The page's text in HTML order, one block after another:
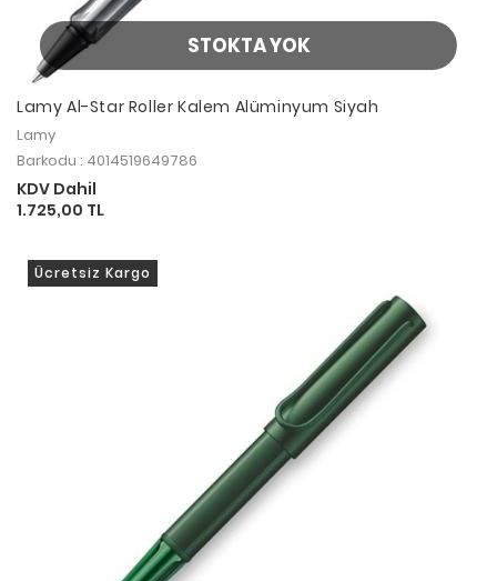
STOKTA YOK
Lamy Al-Star Roller Kalem Alüminyum Siyah
Lamy
Barkodu : 4014519649786
KDV Dahil
1.725,00 TL
Ücretsiz Kargo